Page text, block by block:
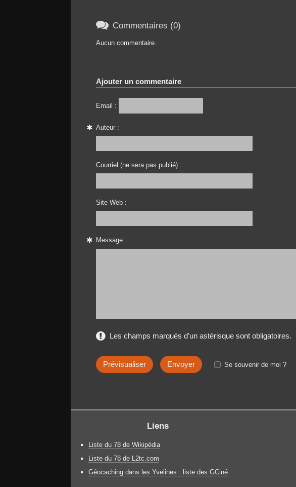
 Commentaires (0)
Aucun commentaire.
Ajouter un commentaire
Email :
Auteur :
Courriel (ne sera pas publié) :
Site Web :
Message :
Les champs marqués d'un astérisque sont obligatoires.
Se souvenir de moi ?
Liens
Liste du 78 de Wikipédia
Liste du 78 de L2tc.com
Géocaching dans les Yvelines : liste des GCiné